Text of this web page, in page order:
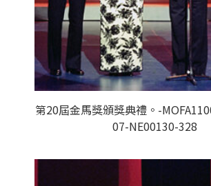
第20屆金馬獎頒獎典禮。-
07-NE00130-328